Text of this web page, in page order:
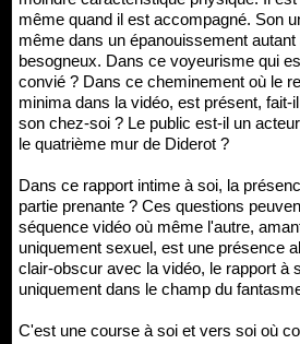
même quand il est accompagné. Son
même dans un épanouissement
besogneux. Dans ce voyeurisme qui
convié ? Dans ce cheminement où le
minima dans la vidéo, est présent, fait-
son chez-soi ? Le public est-il un
le quatrième mur de Diderot ?
Dans ce rapport intime à soi, la
partie prenante ? Ces questions
séquence vidéo où même l'autre,
uniquement sexuel, est une présence
clair-obscur avec la vidéo, le rapport à
uniquement dans le champ du
C'est une course à soi et vers soi où